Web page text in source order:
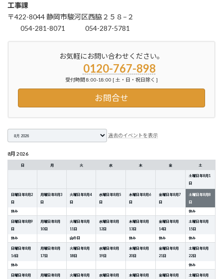
工事課
〒422-8044 静岡市駿河区西脇２５８−２
054-281-8071
054-287-5781
お気軽にお問い合わせください。
0120-767-898
受付時間 8:00-18:00 [ 土・日・祝日除く ]
お問合せ
選
過去のイベントを表示
8月 2026
日 月 火 水 木 金 土
土曜日 年8月1
日
日曜日 年8月2
日
休み
月曜日 年8月3
日
火曜日 年8月4
日
水曜日 年8月5
日
木曜日 年8月 6
日
金曜日 年8月7
日
土曜日 年8月8
日
休み
日曜日 年8月9
日
休み
月曜日 年8月
10日
火曜日 年8月
11 日
山の日
水曜日 年8月
12日
木曜日 年8月
13日
休み
金曜日 年8月
14日
休み
土曜日 年8月
15日
休み
日曜日 年8月
16日
休み
月曜日 年8月
17日
火曜日 年8月
18日
水曜日 年8月
19日
木曜日 年8月
20日
金曜日 年8月
21 日
土曜日 年8月
22日
休み
日曜日 年8月 月曜日 年8月 火曜日 年8月 水曜日 年8月 木曜日 年8月 金曜日 年8月 土曜日 年8月